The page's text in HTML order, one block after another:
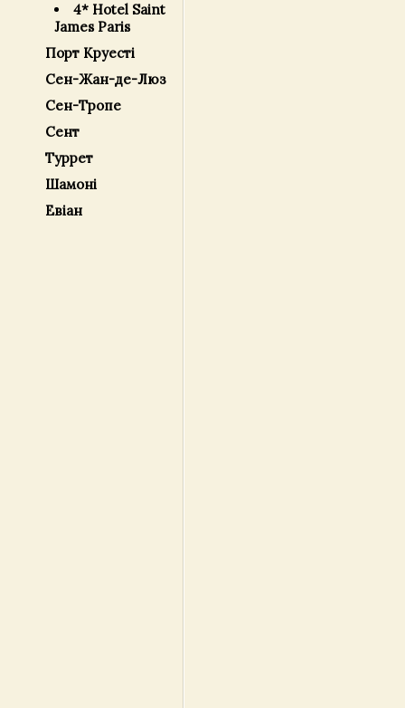
4* Hotel Saint
James Paris
Порт Круесті
Сен-Жан-де-Люз
Сен-Тропе
Сент
Туррет
Шамоні
Евіан